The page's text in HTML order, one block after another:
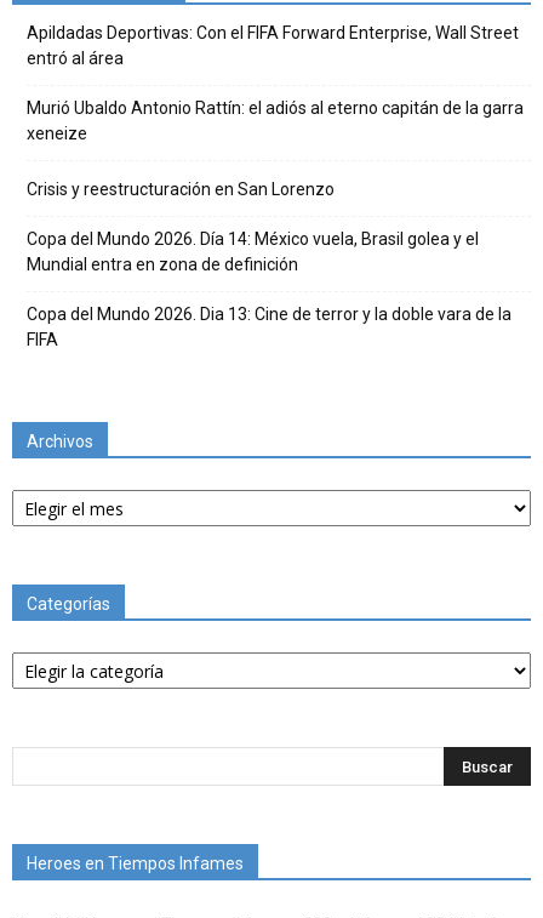
Apildadas Deportivas: Con el FIFA Forward Enterprise, Wall Street
entró al área
Murió Ubaldo Antonio Rattín: el adiós al eterno capitán de la garra
xeneize
Crisis y reestructuración en San Lorenzo
Copa del Mundo 2026. Día 14: México vuela, Brasil golea y el
Mundial entra en zona de definición
Copa del Mundo 2026. Dia 13: Cine de terror y la doble vara de la
FIFA
Archivos
Archivos
Categorías
Categorías
Heroes en Tiempos Infames